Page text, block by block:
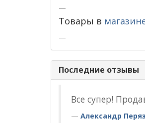
—
Товары в
—
Последние отзывы
Все супер!
Александр